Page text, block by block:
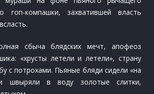
гоп-компашки, захватившей власть
сбыча блядских мечт, апофеоз
«хрусты летели и летели», страну
с потрохами. Пьяные бляди сидели «на
швыряли в воду золотые слитки,